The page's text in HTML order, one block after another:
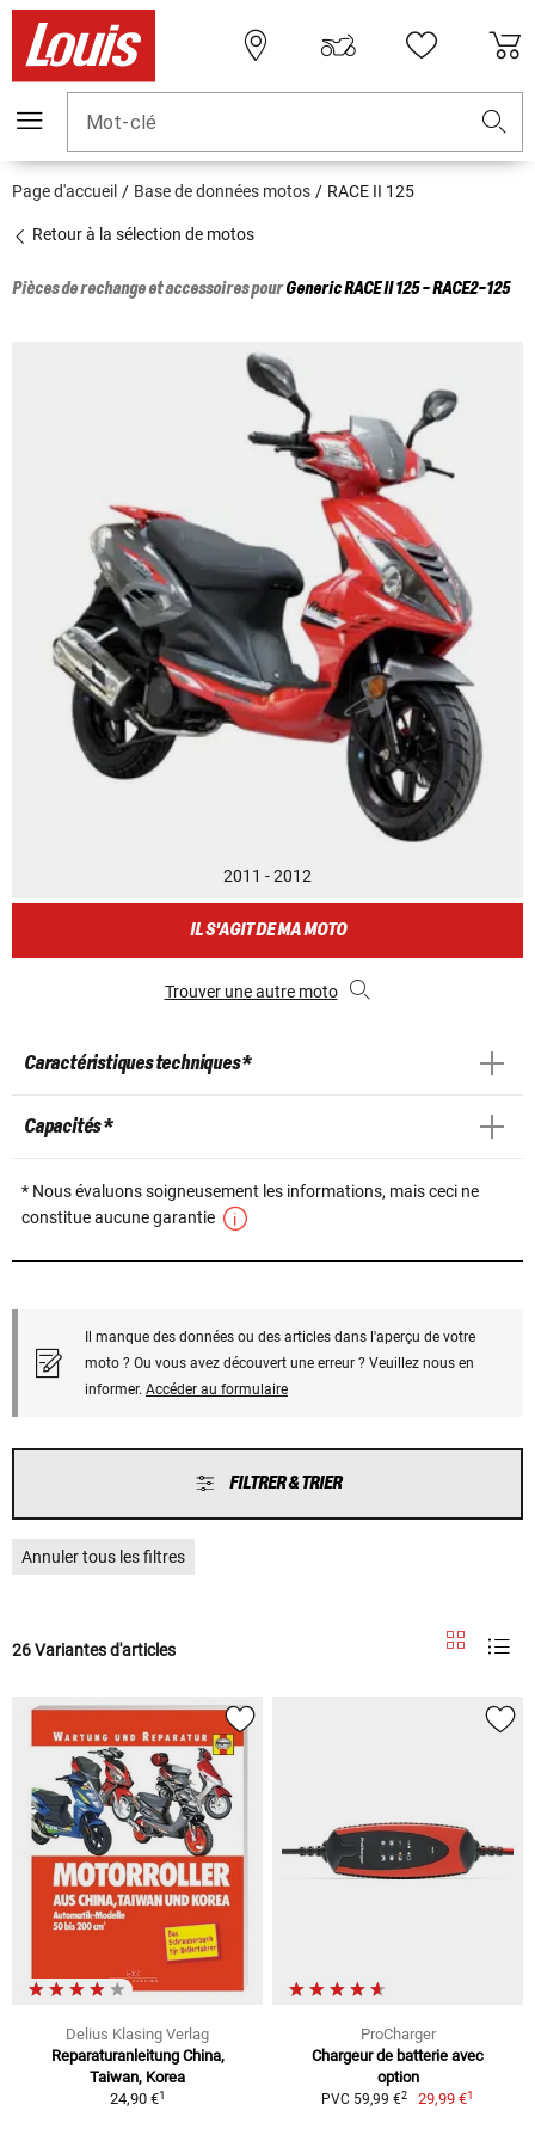
Mot-clé
Page d'accueil Base de données motos RACE II 125
Retour à la sélection de motos
Pièces de rechange et accessoires pourGenericRACE II 125 - RACE2-125
2011 - 2012
IL S'AGIT DE MA MOTO
Trouver une autre moto
Caractéristiques techniques *
Capacités *
* Nous évaluons soigneusement les informations, mais ceci ne
constitue aucune garantie
Il manque des données ou des articles dans l'aperçu de votre
moto ? Ou vous avez découvert une erreur ? Veuillez nous en
informer. Accéder au formulaire
FILTRER & TRIER
Annuler tous les filtres
26 Variantes d'articles
Delius Klasing Verlag
Reparaturanleitung China,
Taiwan, Korea
24,90 €1
ProCharger
Chargeur de batterie avec
option
PVC 59,99 €2 29,99 €1